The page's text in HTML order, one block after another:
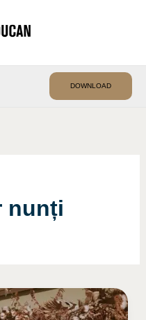
DOWNLOAD
nunți